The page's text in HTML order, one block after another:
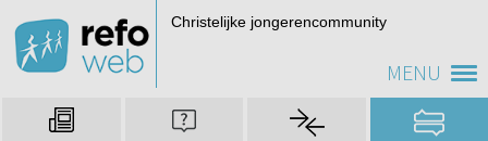
MENU
Christelijke jongerencommunity